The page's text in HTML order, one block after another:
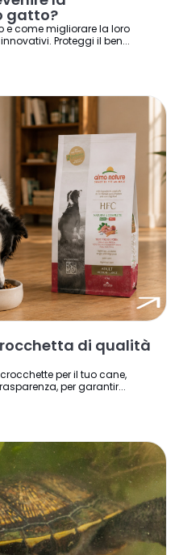
gatto?
e come migliorare la loro
Proteggi il ben...
di qualità
per il tuo cane,
per garantir...